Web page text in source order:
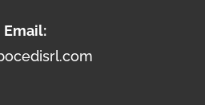
Email: